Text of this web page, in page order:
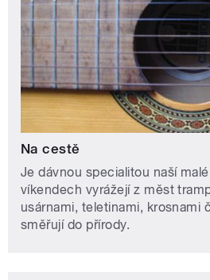
Na cestě
Je dávnou specialitou naší
víkendech vyrážejí z měst
usárnami, teletinami, krosnami
směřují do přírody.